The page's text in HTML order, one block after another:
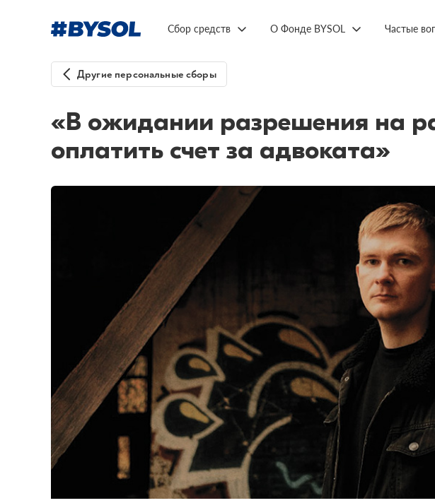
Сбор средств О Фонде BYSOL Частые
Другие персональные сборы
«В ожидании разрешения на
оплатить счет за адвоката»